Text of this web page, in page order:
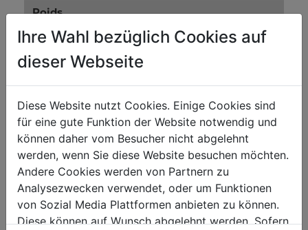
Poids
Poids brut kg
0.35
Poids net kg
emballage
Largeur emballage mm
0
Longueur emballage mm
Hauteur emballage mm
Information générale
Ihre Wahl bezüglich Cookies auf
dieser Webseite
Diese Website nutzt Cookies. Einige Cookies sind
für eine gute Funktion der Website notwendig und
können daher vom Besucher nicht abgelehnt
werden, wenn Sie diese Website besuchen möchten.
Andere Cookies werden von Partnern zu
Analysezwecken verwendet, oder um Funktionen
von Sozial Media Plattformen anbieten zu können.
Diese können auf Wunsch abgelehnt werden. Sofern